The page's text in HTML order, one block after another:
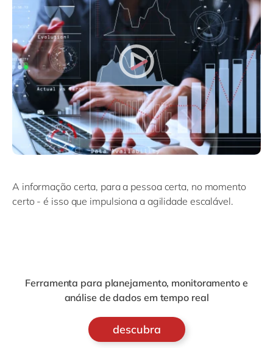
A informação certa, para a pessoa certa, no momento
certo - é isso que impulsiona a agilidade escalável.
Ferramenta para planejamento, monitoramento e
análise de dados em tempo real
descubra